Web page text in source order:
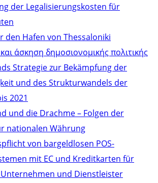
der Legalisierungskosten für
den Hafen von Thessaloniki
άσκηση δημοσιονομικής πολιτικής
Strategie zur Bekämpfung der
und des Strukturwandels der
2021
und die Drachme – Folgen der
nationalen Währung
von bargeldlosen POS-
mit EC und Kreditkarten für
und Dienstleister